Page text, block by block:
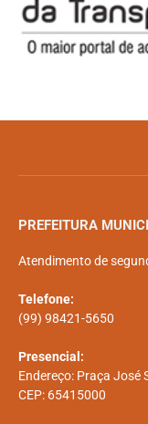
PREFEITURA
Atendimento de
Telefone:
(99) 98421-5650
Presencial:
Endereço: Praça José
CEP: 65415000